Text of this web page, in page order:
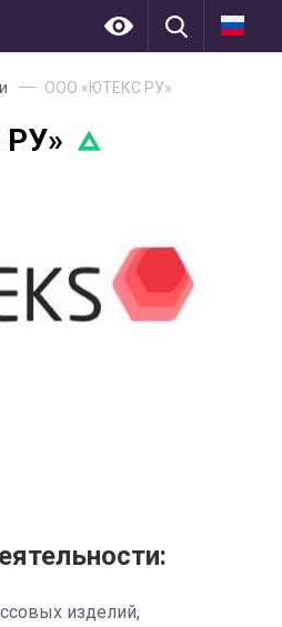
ООО «ЮТЕКС РУ»
изделий,